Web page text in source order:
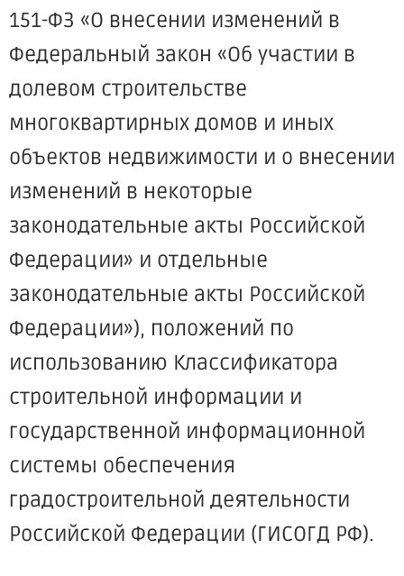
151-ФЗ «О внесении изменений в
Федеральный закон «Об участии в
долевом строительстве
многоквартирных домов и иных
объектов недвижимости и о внесении
изменений в некоторые
законодательные акты Российской
Федерации» и отдельные
законодательные акты Российской
Федерации»), положений по
использованию Классификатора
строительной информации и
государственной информационной
системы обеспечения
градостроительной деятельности
Российской Федерации (ГИСОГД РФ).